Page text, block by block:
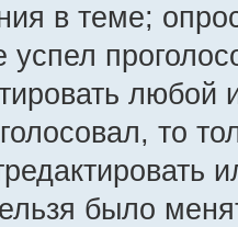
в теме;
успел
любой
то
было